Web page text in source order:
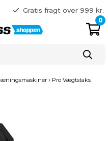
Gratis fragt over 999 kr.
41 128 128
0
› Pro Vægtstaks